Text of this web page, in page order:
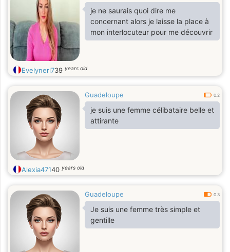
je ne saurais quoi dire me
concernant alors je laisse la place à
mon interlocuteur pour me découvrir
Evelynerl739 years old
Guadeloupe 0.2
je suis une femme célibataire belle et
attirante
Alexia47140 years old
Guadeloupe 0.3
Je suis une femme très simple et
gentille